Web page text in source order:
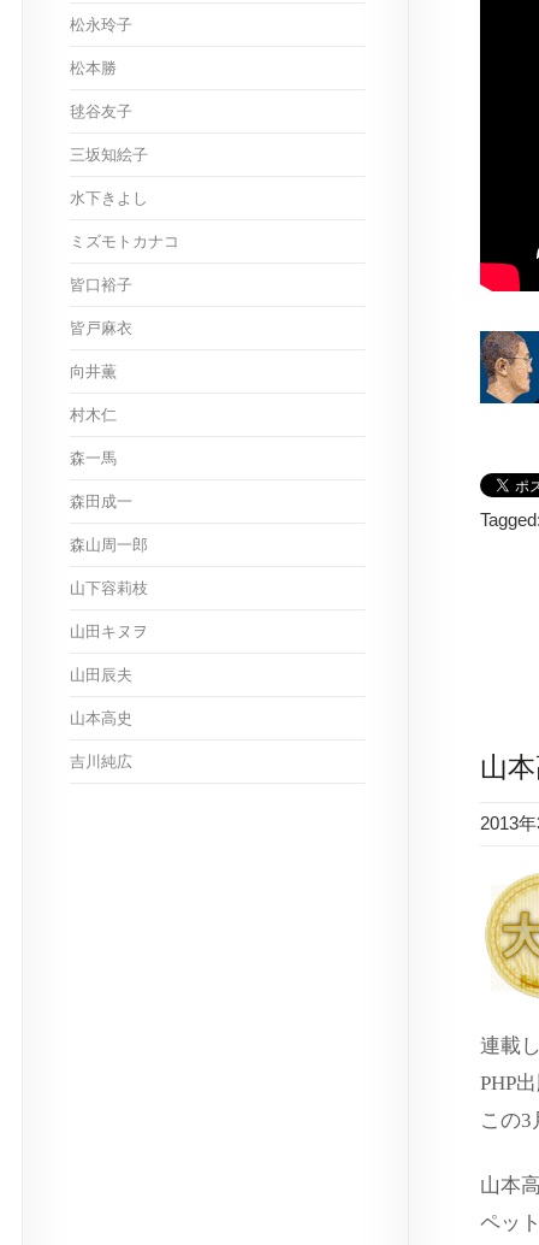
山
2013
連載
PHP
この
山本
ペッ
松永玲子
松本勝
毬谷友子
三坂知絵子
水下きよし
ミズモトカナコ
皆口裕子
皆戸麻衣
向井薫
村木仁
森一馬
森田成一
森山周一郎
山下容莉枝
山田キヌヲ
山田辰夫
山本高史
吉川純広